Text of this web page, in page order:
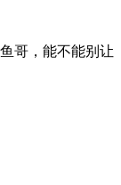
哥，能不能别让